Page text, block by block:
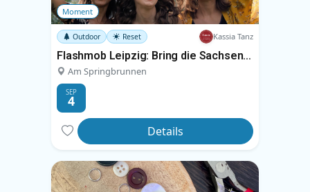
Moment
Outdoor Reset Kassia Tanz
Flashmob Leipzig: Bring die Sachsenbrücke zum Tanzen
Am Springbrunnen
SEP
4
Details